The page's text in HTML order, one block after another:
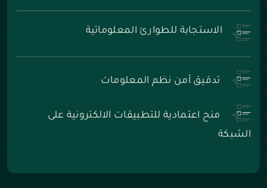
الاستجابة للطوارئ المعلوماتية
تدقيق أمن نظم المعلومات
منح اعتمادية للتطبيقات الالكترونية على
الشبكة